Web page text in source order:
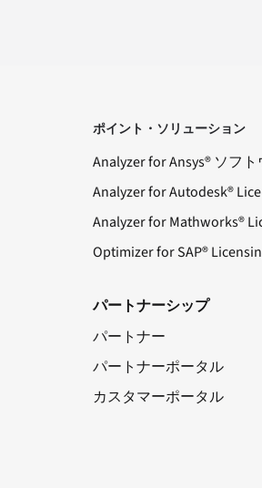
ポイント・ソリューション
Analyzer for Ansys® ソフ
Analyzer for Autodesk®
Analyzer for Mathworks®
Optimizer for SAP®
パートナーシップ
パートナー
パートナーポータル
カスタマーポータル